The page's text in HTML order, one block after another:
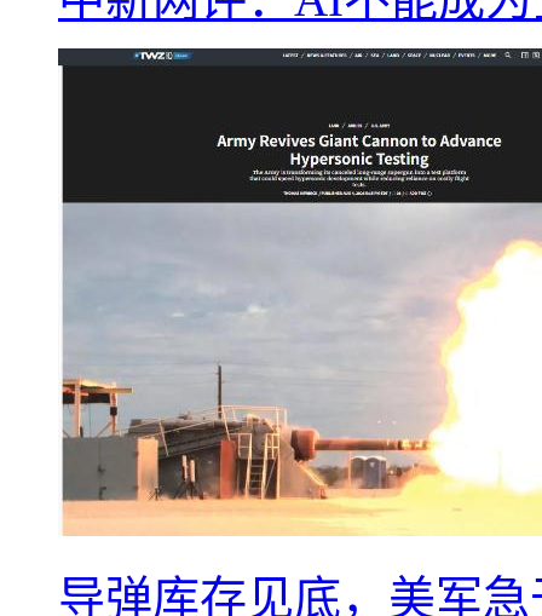
导弹库存见底，美军